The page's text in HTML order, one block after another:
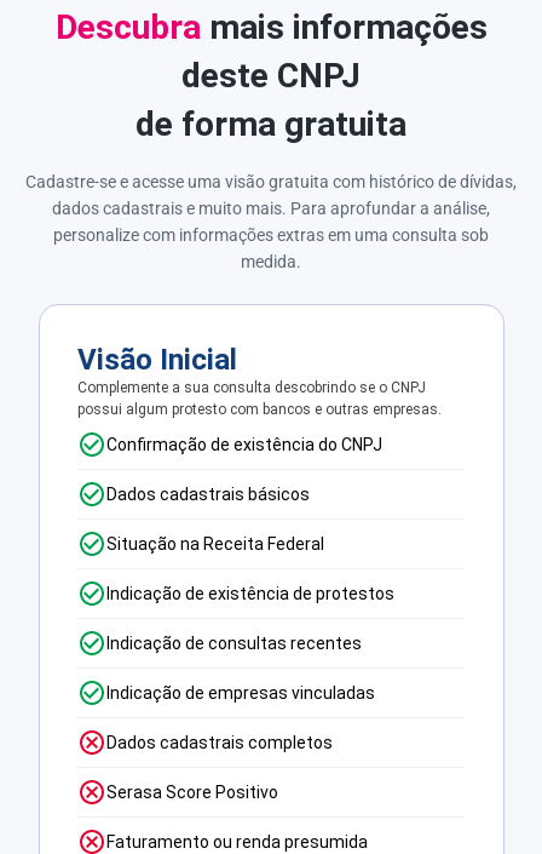
Descubra mais informações
deste CNPJ
de forma gratuita
Cadastre-se e acesse uma visão gratuita com histórico de dívidas,
dados cadastrais e muito mais. Para aprofundar a análise,
personalize com informações extras em uma consulta sob
medida.
Visão Inicial
Complemente a sua consulta descobrindo se o CNPJ
possui algum protesto com bancos e outras empresas.
Confirmação de existência do CNPJ
Dados cadastrais básicos
Situação na Receita Federal
Indicação de existência de protestos
Indicação de consultas recentes
Indicação de empresas vinculadas
Dados cadastrais completos
Serasa Score Positivo
Faturamento ou renda presumida